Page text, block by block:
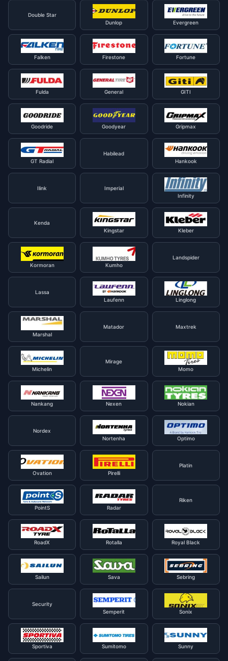
Double Star
Dunlop
Evergreen
Falken Firestone Fortune
Fulda General GITI
Goodride Goodyear Gripmax
GT Radial
Habilead
Hankook
Ilink
Imperial
Infinity
Kenda
Kingstar
Kleber
Kormoran Kumho
Landspider
Lassa
Laufenn
Linglong
Marshal
Matador Maxtrek
Michelin
Mirage
Momo
Nankang Nexen Nokian
Nordex
Nortenha
Optimo
Ovation Pirelli
Platin
PointS Radar
Riken
RoadX Rotalla Royal Black
Sailun Sava Sebring
Security
Semperit
Sonix
Sportiva Sumitomo Sunny